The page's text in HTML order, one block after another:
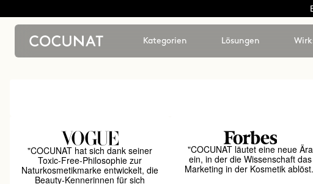
Kategorien Lösungen
"COCUNAT hat sich dank seiner
Toxic-Free-Philosophie zur
Naturkosmetikmarke entwickelt, die
Beauty-Kennerinnen für sich
"COCUNAT läutet eine neue Ära
ein, in der die Wissenschaft das
Marketing in der Kosmetik